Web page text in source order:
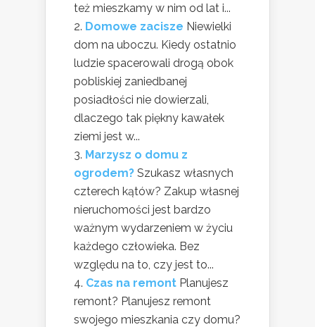
też mieszkamy w nim od lat i...
Domowe zacisze Niewielki
dom na uboczu. Kiedy ostatnio
ludzie spacerowali drogą obok
pobliskiej zaniedbanej
posiadłości nie dowierzali,
dlaczego tak piękny kawałek
ziemi jest w...
Marzysz o domu z
ogrodem? Szukasz własnych
czterech kątów? Zakup własnej
nieruchomości jest bardzo
ważnym wydarzeniem w życiu
każdego człowieka. Bez
względu na to, czy jest to...
Czas na remont Planujesz
remont? Planujesz remont
swojego mieszkania czy domu?